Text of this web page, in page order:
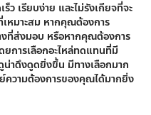
เรียบง่าย และไม่รังเกียจที่จะ
เหมาะสม หากคุณต้องการ
งที่ส่งมอบ หรือหากคุณต้องการ
ยการเลือกอะไหล่ทดแทนที่มี
าดึงดูดยิ่งขึ้น มีทางเลือกมาก
วามต้องการของคุณได้มากยิ่ง